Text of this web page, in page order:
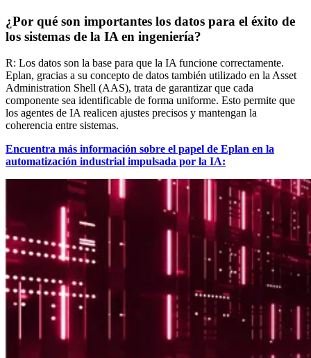
¿Por qué son importantes los datos para el éxito de
los sistemas de la IA en ingeniería?
R: Los datos son la base para que la IA funcione correctamente.
Eplan, gracias a su concepto de datos también utilizado en la Asset
Administration Shell (AAS), trata de garantizar que cada
componente sea identificable de forma uniforme. Esto permite que
los agentes de IA realicen ajustes precisos y mantengan la
coherencia entre sistemas.
Encuentra más información sobre el papel de Eplan en la
automatización industrial impulsada por la IA: